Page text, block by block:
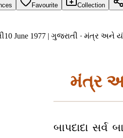
Favourite Collection
10 June 1977 | ગુજરાતી · મંત્ર અને
મંત્ર
બાપદાદા સર્વ